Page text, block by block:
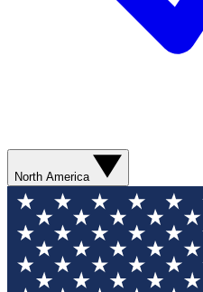
North America